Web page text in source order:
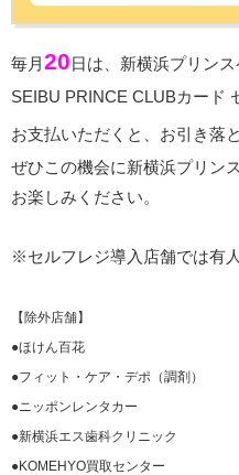
毎月20日は、新横浜プリン
SEIBU PRINCE CLUBカード
お支払いただくと、お引き落
ぜひこの機会に新横浜プリン
お楽しみください。
※セルフレジ導入店舗では有
【除外店舗】
●ほけん百花
●フィット・ケア・デポ（調剤）
●ニッポンレンタカー
●新横浜エス歯科クリニック
●KOMEHYO買取センター